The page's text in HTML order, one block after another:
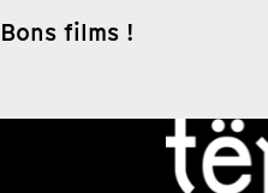
Bons films !